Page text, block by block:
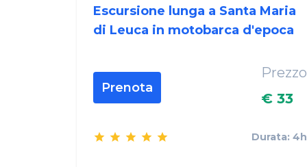
Escursione lunga a Santa Maria
di Leuca in motobarca d'epoca
Prenota
Prezzo
€ 33
Durata: 4h